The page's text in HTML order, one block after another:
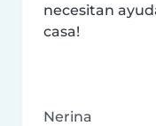
necesitan
casa!
Nerina